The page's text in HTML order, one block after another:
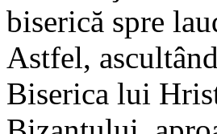
biserică spre
Astfel,
Biserica lui